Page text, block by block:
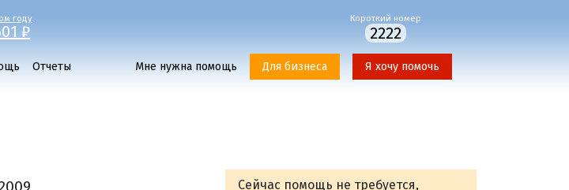
году
₽
Короткий номер
2222
Отчеты Мне нужна помощь Для бизнеса Я хочу помочь
Сейчас помощь не требуется,